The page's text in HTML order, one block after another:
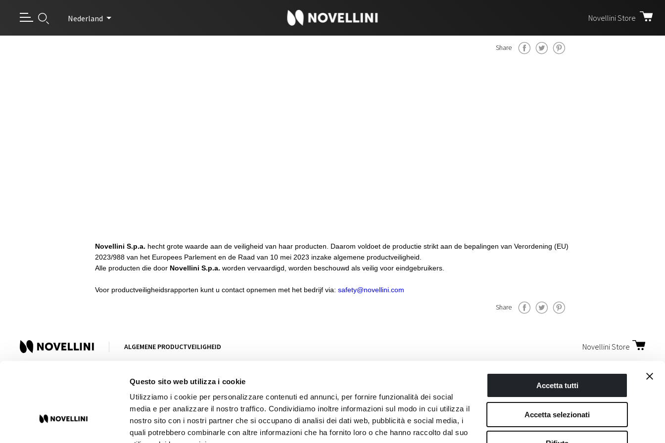
Questo sito web utilizza i cookie
Utilizziamo i cookie per personalizzare contenuti ed annunci, per fornire funzionalità dei social
media e per analizzare il nostro traffico. Condividiamo inoltre informazioni sul modo in cui utilizza il
nostro sito con i nostri partner che si occupano di analisi dei dati web, pubblicità e social media, i
quali potrebbero combinarle con altre informazioni che ha fornito loro o che hanno raccolto dal suo
Accetta tutti
Accetta selezionati
Nederland Novellini Store
Share
Novellini S.p.a. hecht grote waarde aan de veiligheid van haar producten. Daarom voldoet de productie strikt aan de bepalingen van Verordening (EU)
2023/988 van het Europees Parlement en de Raad van 10 mei 2023 inzake algemene productveiligheid.
Alle producten die door Novellini S.p.a. worden vervaardigd, worden beschouwd als veilig voor eindgebruikers.
Voor productveiligheidsrapporten kunt u contact opnemen met het bedrijf via: safety@novellini.com
Share
ALGEMENE PRODUCTVEILIGHEID Novellini Store